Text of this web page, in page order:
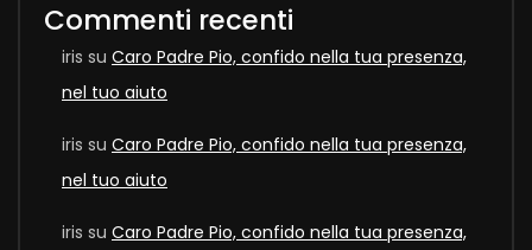
Commenti recenti
iris su Caro Padre Pio, confido nella tua presenza,
nel tuo aiuto
iris su Caro Padre Pio, confido nella tua presenza,
nel tuo aiuto
iris su Caro Padre Pio, confido nella tua presenza,